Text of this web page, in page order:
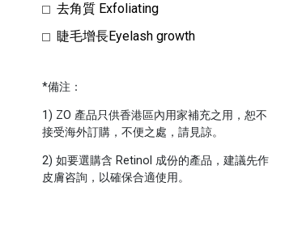
去角質 Exfoliating
睫毛增長Eyelash growth
*備注：
1) ZO 產品只供香港區內用家補充之用，恕不
接受海外訂購，不便之處，請見諒。
2) 如要選購含 Retinol 成份的產品，建議先作
皮膚咨詢，以確保合適使用。